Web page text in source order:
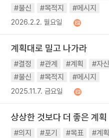
#불신
#목적지 #메시지
2026.2.2. 월요일
계획대로 밀고 나가라
#결정 #관계 #계획 #자신
#불신
#목적지 #메시지
2025.11.7. 금요일
상상한 것보다 더 좋은 계획
#의지 #포기 #목표 #계획